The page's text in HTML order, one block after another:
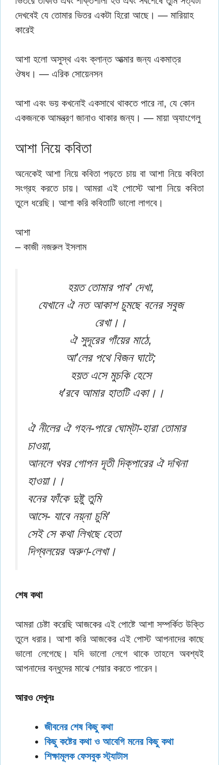
দেখবেই যে তোমার ভিতর একটা হিরো আছে। — মারিয়াহ
কারেই
আশা হলো অসুস্থ এবং ক্লান্ত আত্মার জন্য একমাত্র
ঔষধ। — এরিক সোয়েনসন
আশা এবং ভয় কখনোই একসাথে থাকতে পারে না, যে কোন
একজনকে আমন্ত্রণ জানাও থাকার জন্য। — মায়া অ্যাংগেলু
আশা নিয়ে কবিতা
অনেকেই আশা নিয়ে কবিতা পড়তে চায় বা আশা নিয়ে কবিতা
সংগ্রহ করতে চায়। আমরা এই পোস্টে আশা নিয়ে কবিতা
তুলে ধরেছি। আশা করি কবিতাটি ভালো লাগবে।
আশা
– কাজী নজরুল ইসলাম
হয়ত তোমার পাব’ দেখা,
যেখানে ঐ নত আকাশ চুমছে বনের সবুজ
রেখা।।
ঐ সুদূরের গাঁয়ের মাঠে,
আ’লের পথে বিজন ঘাটে;
হয়ত এসে মুচকি হেসে
ধ’রবে আমার হাতটি একা।।
ঐ নীলের ঐ গহন-পারে ঘোম্‌টা-হারা তোমার
চাওয়া,
আনলে খবর গোপন দূতী দিক্‌পারের ঐ দখিনা
হাওয়া।।
বনের ফাঁকে দুষ্টু তুমি
আসে- যাবে নয়্‌না চুমি’
সেই সে কথা লিখছে হেতা
দিগ্বলয়ের অরুণ-লেখা।
শেষ কথা
আমরা চেষ্টা করেছি আজকের এই পোষ্টে আশা সম্পর্কিত উক্তি
তুলে ধরার। আশা করি আজকের এই পোস্ট আপনাদের কাছে
ভালো লেগেছে। যদি ভালো লেগে থাকে তাহলে অবশ্যই
আপনাদের বন্ধুদের মাঝে শেয়ার করতে পারেন।
আরও দেখুনঃ
জীবনের শেষ কিছু কথা
কিছু কষ্টের কথা ও আবেগি মনের কিছু কথা
শিক্ষামূলক ফেসবুক স্ট্যাটাস